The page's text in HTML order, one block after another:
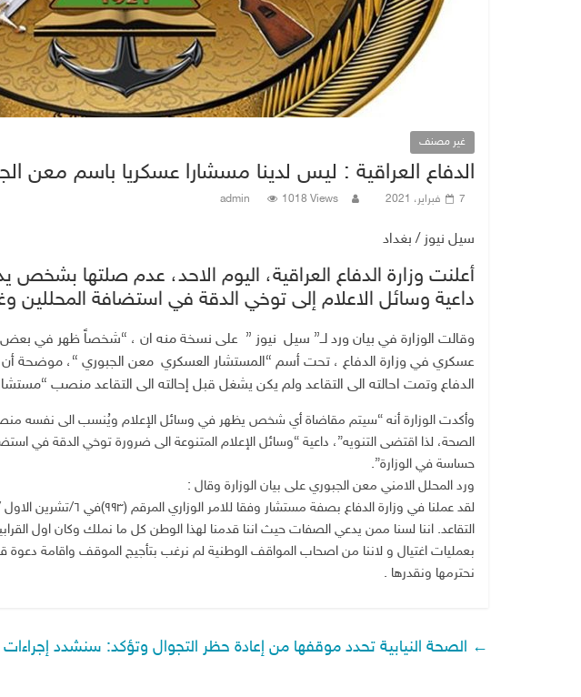
غير مصنف
الدفاع العراقية : ليس لدينا مسشارا عسكريا باسم معن
7 فبراير، 2021 admin 1018 Views
سيل نيوز / بغداد
أعلنت وزارة الدفاع العراقية، اليوم الاحد، عدم صلتها
داعية وسائل الاعلام إلى توخي الدقة في استضافة المحللين
وقالت الوزارة في بيان ورد لــ” سيل نيوز ” على نسخة منه ان ، “شخصاً ظهر في بعض
عسكري في وزارة الدفاع ، تحت أسم “المستشار العسكري معن الجبوري “، موضحة أن
الدفاع وتمت احالته الى التقاعد ولم يكن يشغل قبل إحالته الى التقاعد منصب
وأكدت الوزارة أنه “سيتم مقاضاة أي شخص يظهر في وسائل الإعلام ويُنسب الى نفسه
الصحة، لذا اقتضى التنويه”، داعية “وسائل الإعلام المتنوعة الى ضرورة توخي الدقة في
حساسة في الوزارة”.
ورد المحلل الامني معن الجبوري على بيان الوزارة وقال :
التقاعد. اننا لسنا ممن يدعي الصفات حيث اننا قدمنا لهذا الوطن كل ما نملك وكان اول
بعمليات اغتيال و لاننا من اصحاب المواقف الوطنية لم نرغب بتأجيج الموقف واقامة دعوة
نحترمها ونقدرها .
← الصحة النيابية تحدد موقفها من إعادة حظر التجوال وتؤكد: سنشدد إجراءات